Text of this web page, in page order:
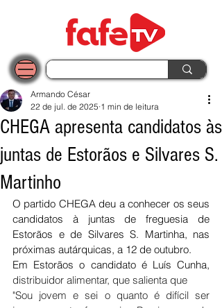
CHEGA apresenta candidatos às
juntas de Estorãos e Silvares S.
Martinho
Armando César
22 de jul. de 2025 1 min de leitura
O partido CHEGA deu a conhecer os seus
candidatos à juntas de freguesia de
Estorãos e de Silvares S. Martinha, nas
próximas autárquicas, a 12 de outubro.
distribuidor alimentar, que salienta que
"Sou jovem e sei o quanto é difícil ser